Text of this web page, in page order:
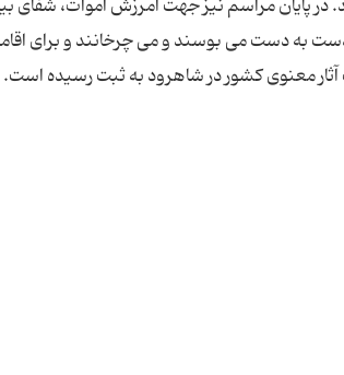
در پایان مراسم نیز جهت آمرزش اموات، شفای
به دست می بوسند و می چرخانند و برای